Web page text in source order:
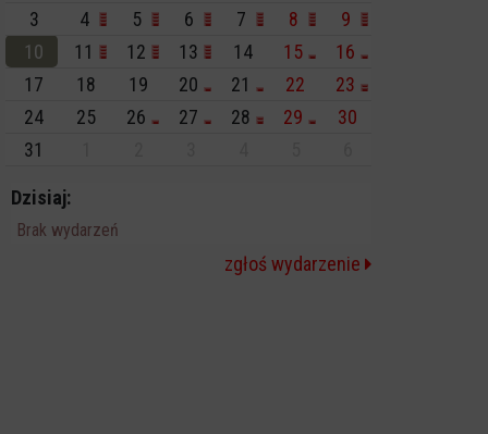
3
4 5 6 7 8
9
10
11 12 13 14 15
16
17
18 19 20 21 22
23
24
25 26 27 28 29
30
31
Dzisiaj:
Brak wydarzeń
zgłoś wydarzenie